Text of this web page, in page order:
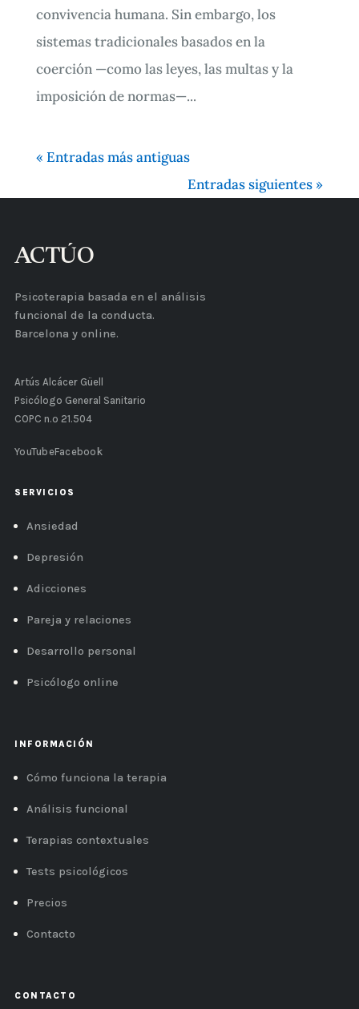
convivencia humana. Sin embargo, los
sistemas tradicionales basados en la
coerción —como las leyes, las multas y la
imposición de normas—...
« Entradas más antiguas
Entradas siguientes »
ACTÚO
Psicoterapia basada en el análisis
funcional de la conducta.
Barcelona y online.
Artús Alcácer Güell
Psicólogo General Sanitario
COPC n.º 21.504
YouTubeFacebook
SERVICIOS
Ansiedad
Depresión
Adicciones
Pareja y relaciones
Desarrollo personal
Psicólogo online
INFORMACIÓN
Cómo funciona la terapia
Análisis funcional
Terapias contextuales
Tests psicológicos
Precios
Contacto
CONTACTO